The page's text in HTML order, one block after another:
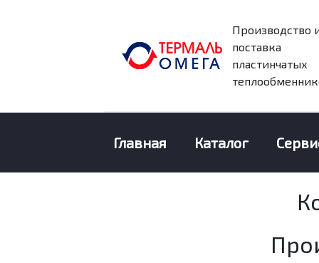
Производство
поставка
пластинчатых
Главная Каталог